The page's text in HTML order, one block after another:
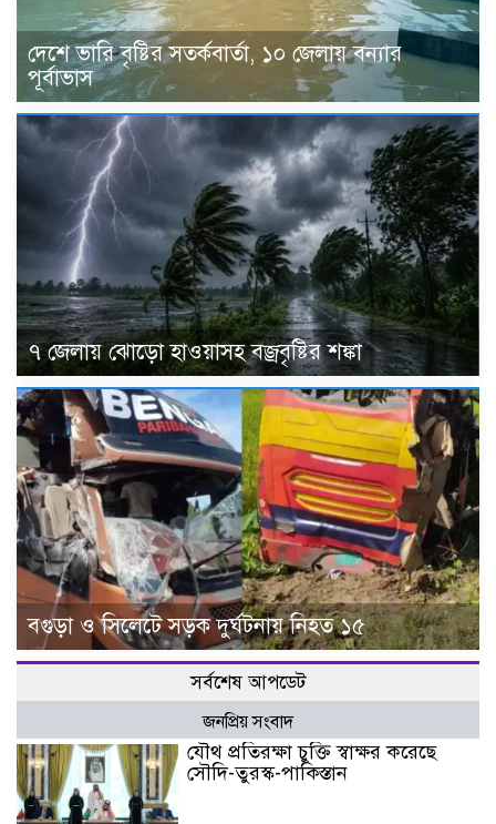
দেশে ভারি বৃষ্টির সতর্কবার্তা, ১০ জেলায় বন্যার
পূর্বাভাস
৭ জেলায় ঝোড়ো হাওয়াসহ বজ্রবৃষ্টির শঙ্কা
বগুড়া ও সিলেটে সড়ক দুর্ঘটনায় নিহত ১৫
সর্বশেষ আপডেট
জনপ্রিয় সংবাদ
যৌথ প্রতিরক্ষা চুক্তি স্বাক্ষর করেছে
সৌদি-তুরস্ক-পাকিস্তান